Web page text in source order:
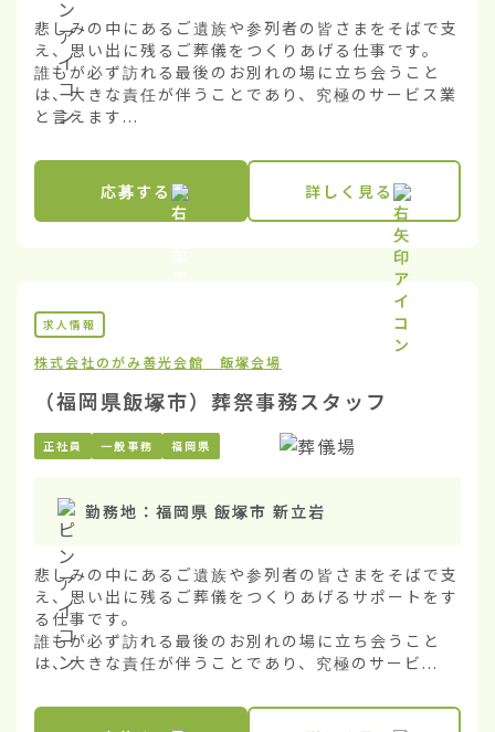
悲しみの中にあるご遺族や参列者の皆さまをそばで支
え、思い出に残るご葬儀をつくりあげる仕事です。
誰もが必ず訪れる最後のお別れの場に立ち会うこと
は、大きな責任が伴うことであり、究極のサービス業
と言えます...
応募する 詳しく見る
求人情報
株式会社のがみ善光会館 飯塚会場
（福岡県飯塚市）葬祭事務スタッフ
正社員 一般事務 福岡県
勤務地： 福岡県 飯塚市 新立岩
悲しみの中にあるご遺族や参列者の皆さまをそばで支
え、思い出に残るご葬儀をつくりあげるサポートをす
る仕事です。
誰もが必ず訪れる最後のお別れの場に立ち会うこと
は、大きな責任が伴うことであり、究極のサービ...